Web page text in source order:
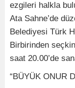
ezgileri halkla
Ata Sahne’de
Belediyesi Türk
Birbirinden
saat 20.00’de
“BÜYÜK ONUR